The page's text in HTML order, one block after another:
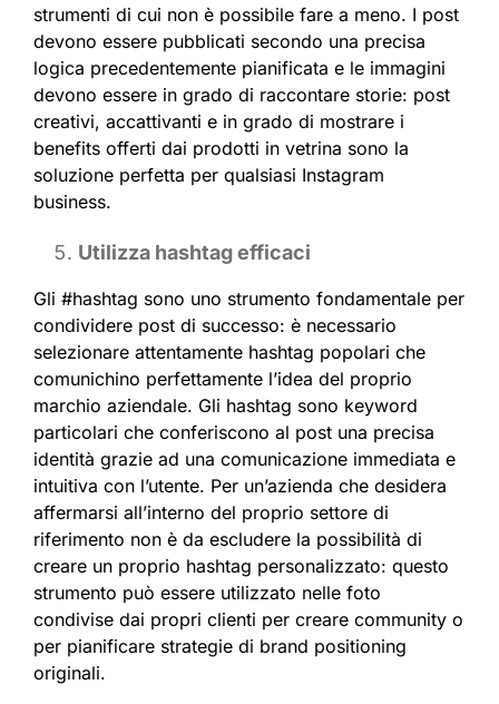
strumenti di cui non è possibile fare a meno. I post
devono essere pubblicati secondo una precisa
logica precedentemente pianificata e le immagini
devono essere in grado di raccontare storie: post
creativi, accattivanti e in grado di mostrare i
benefits offerti dai prodotti in vetrina sono la
soluzione perfetta per qualsiasi Instagram
business.
Utilizza hashtag efficaci
Gli #hashtag sono uno strumento fondamentale per
condividere post di successo: è necessario
selezionare attentamente hashtag popolari che
comunichino perfettamente l’idea del proprio
marchio aziendale. Gli hashtag sono keyword
particolari che conferiscono al post una precisa
identità grazie ad una comunicazione immediata e
intuitiva con l’utente. Per un’azienda che desidera
affermarsi all’interno del proprio settore di
riferimento non è da escludere la possibilità di
creare un proprio hashtag personalizzato: questo
strumento può essere utilizzato nelle foto
condivise dai propri clienti per creare community o
per pianificare strategie di brand positioning
originali.